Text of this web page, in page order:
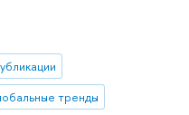
тренды